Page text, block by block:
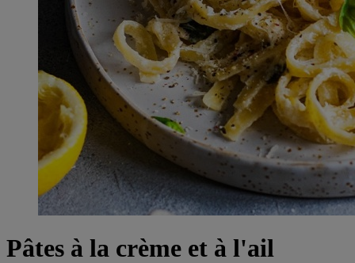
Pâtes à la crème et à l'ail